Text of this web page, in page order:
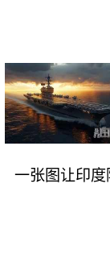
一张图让印